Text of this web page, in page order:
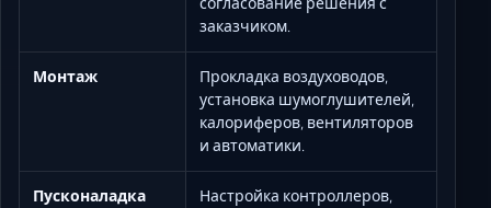
заказчиком.
Монтаж
Прокладка воздуховодов,
установка шумоглушителей,
калориферов, вентиляторов
и автоматики.
Пусконаладка
Настройка контроллеров,